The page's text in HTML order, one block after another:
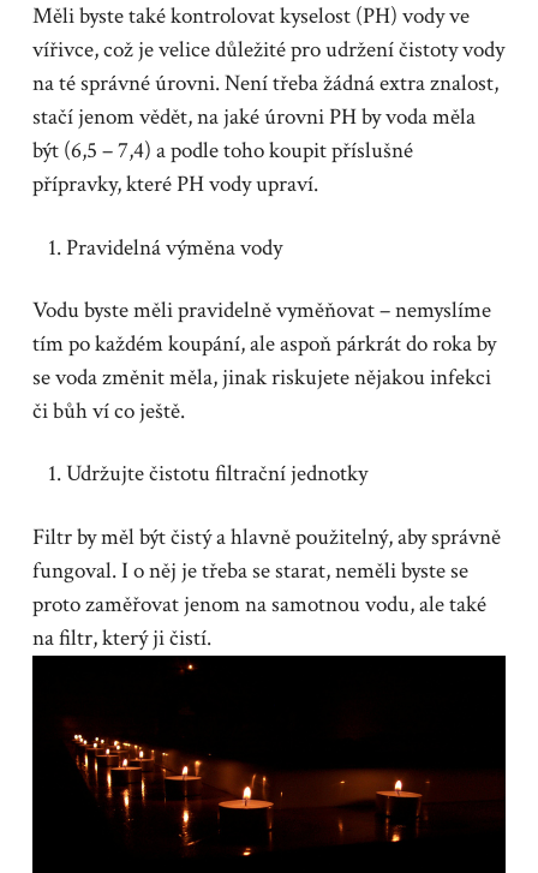
Měli byste také kontrolovat kyselost (PH) vody ve
vířivce, což je velice důležité pro udržení čistoty vody
na té správné úrovni. Není třeba žádná extra znalost,
stačí jenom vědět, na jaké úrovni PH by voda měla
být (6,5 – 7,4) a podle toho koupit příslušné
přípravky, které PH vody upraví.
Pravidelná výměna vody
Vodu byste měli pravidelně vyměňovat – nemyslíme
tím po každém koupání, ale aspoň párkrát do roka by
se voda změnit měla, jinak riskujete nějakou infekci
či bůh ví co ještě.
Udržujte čistotu filtrační jednotky
Filtr by měl být čistý a hlavně použitelný, aby správně
fungoval. I o něj je třeba se starat, neměli byste se
proto zaměřovat jenom na samotnou vodu, ale také
na filtr, který ji čistí.